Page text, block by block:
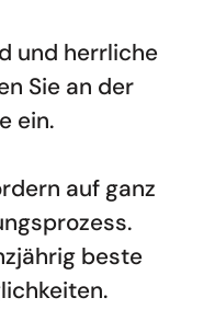
und herrliche
Sie an der
ein.
auf ganz
beste